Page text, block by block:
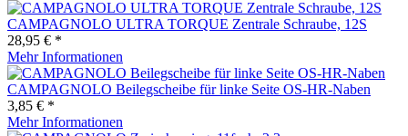
CAMPAGNOLO ULTRA TORQUE Zentrale Schraube, 12S
28,95 € *
Mehr Informationen
CAMPAGNOLO Beilegscheibe für linke Seite OS-HR-Naben
3,85 € *
Mehr Informationen